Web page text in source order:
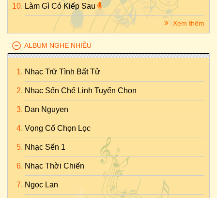
Làm Gì Có Kiếp Sau
Xem thêm
ALBUM NGHE NHIỀU
Nhạc Trữ Tình Bất Tử
Nhạc Sến Chế Linh Tuyển Chọn
Dan Nguyen
Vọng Cổ Chọn Lọc
Nhạc Sến 1
Nhạc Thời Chiến
Ngọc Lan